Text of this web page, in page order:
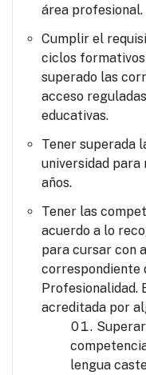
área profesional.
Cumplir el
ciclos formativos
superado las
acceso
educativas.
Tener superada
universidad para
años.
Tener las
acuerdo a lo
para cursar con
correspondiente
Profesionalidad.
acreditada por
lengua